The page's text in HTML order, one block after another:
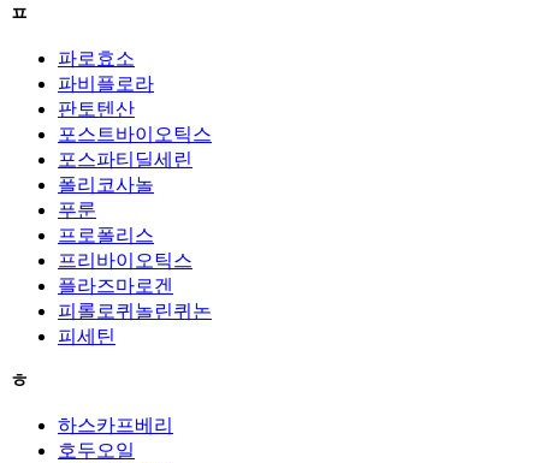
ㅍ
파로효소
파비플로라
판토텐산
포스트바이오틱스
포스파티딜세린
폴리코사놀
푸룬
프로폴리스
프리바이오틱스
플라즈마로겐
피롤로퀴놀린퀴논
피세틴
ㅎ
하스카프베리
호두오일